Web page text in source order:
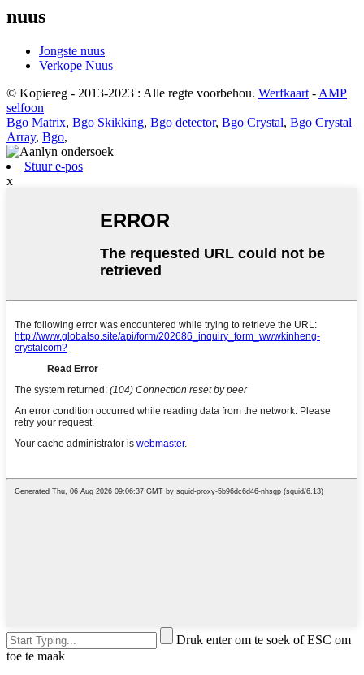
nuus
Jongste nuus
Verkope Nuus
© Kopiereg - 2013-2023 : Alle regte voorbehou. Werfkaart - AMP
selfoon
Bgo Matrix, Bgo Skikking, Bgo detector, Bgo Crystal, Bgo Crystal
Array, Bgo,
Stuur e-pos
x
Druk enter om te soek of ESC om
toe te maak